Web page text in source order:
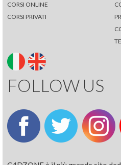
CORSI ONLINE
CORSI PRIVATI
FOLLOW US